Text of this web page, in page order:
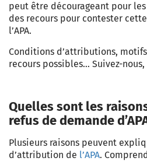
peut être décourageant pour
des recours pour contester
l’APA.
Conditions d’attributions, motifs
recours possibles… Suivez-
Quelles sont les
refus de demande
Plusieurs raisons peuvent
d’attribution de l’APA.